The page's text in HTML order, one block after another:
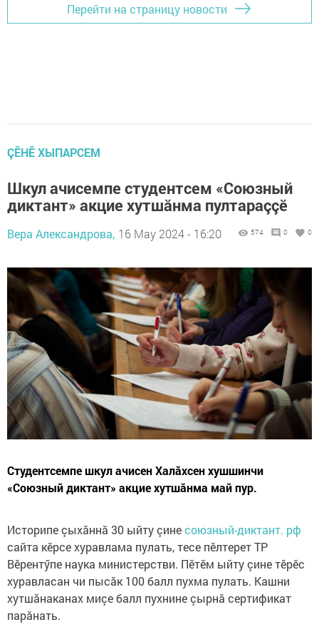
Перейти на страницу новости
ÇӖНӖ ХЫПАРСЕМ
Шкул ачисемпе студентсем «Союзный
диктант» акцие хутшăнма пултараççӗ
Вера Александрова, 16 May 2024 - 16:20 574 0 0
Студентсемпе шкул ачисен Халăхсен хушшинчи
«Союзный диктант» акцие хутшăнма май пур.
Историпе çыхăннă 30 ыйту çинесоюзный-диктант. рф
сайта кӗрсе хуравлама пулать, тесе пӗлтерет ТР
Вӗрентӳпе наука министерстви. Пӗтӗм ыйту çине тӗрӗс
хуравласан чи пысăк 100 балл пухма пулать. Кашни
хутшăнаканах миçе балл пухнине çырнă сертификат
парăнать.